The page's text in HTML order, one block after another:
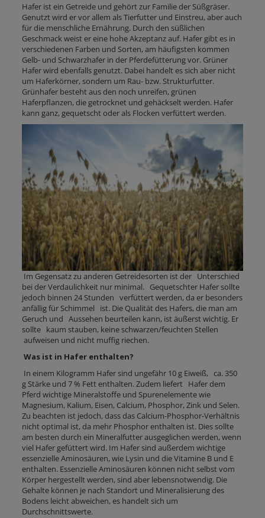
Hafer ist ein Getreide und gehört zur Familie der Süßgräser.
Genutzt wird er vor allem als Tierfutter und Einstreu, aber auch
für die menschliche Ernährung. Durch den süßlichen
Geschmack weist er eine hohe Akzeptanz auf. Hafer gibt es in
verschiedenen Farben und Sorten, am häufigsten kommen
Gelb- und Schwarzhafer in der Pferdefütterung vor. Grüner
Hafer wird ebenfalls genutzt. Dabei handelt es sich aber nicht
um Haferkörner, sondern um Rau- bzw. Strukturfutter.
Grünhafer besteht aus den noch unreifen, grünen
Haferpflanzen, die getrocknet und gehäckselt werden. Hafer
kann ganz, gequetscht oder als Flocken verfüttert werden.
Im Gegensatz zu anderen Getreidesorten ist der Unterschied
bei der Verdaulichkeit nur minimal. Gequetschter Hafer sollte
jedoch binnen 24 Stunden verfüttert werden, da er besonders
anfällig für Schimmel ist. Die Qualität des Hafers, die man am
Geruch und Aussehen beurteilen kann, ist äußerst wichtig. Er
sollte kaum stauben, keine schwarzen/feuchten Stellen
aufweisen und nicht muffig riechen.
Was ist in Hafer enthalten?
In einem Kilogramm Hafer sind ungefähr 10 g Eiweiß, ca. 350
g Stärke und 7 % Fett enthalten. Zudem liefert Hafer dem
Pferd wichtige Mineralstoffe und Spurenelemente wie
Magnesium, Kalium, Eisen, Calcium, Phosphor, Zink und Selen.
Zu beachten ist jedoch, dass das Calcium-Phosphor-Verhältnis
nicht optimal ist, da mehr Phosphor enthalten ist. Dies sollte
am besten durch ein Mineralfutter ausgeglichen werden, wenn
viel Hafer gefüttert wird. Im Hafer sind außerdem wichtige
essenzielle Aminosäuren, wie Lysin und die Vitamine B und E
enthalten. Essenzielle Aminosäuren können nicht selbst vom
Körper hergestellt werden, sind aber lebensnotwendig. Die
Gehalte können je nach Standort und Mineralisierung des
Bodens leicht abweichen, es handelt sich um
Durchschnittswerte.